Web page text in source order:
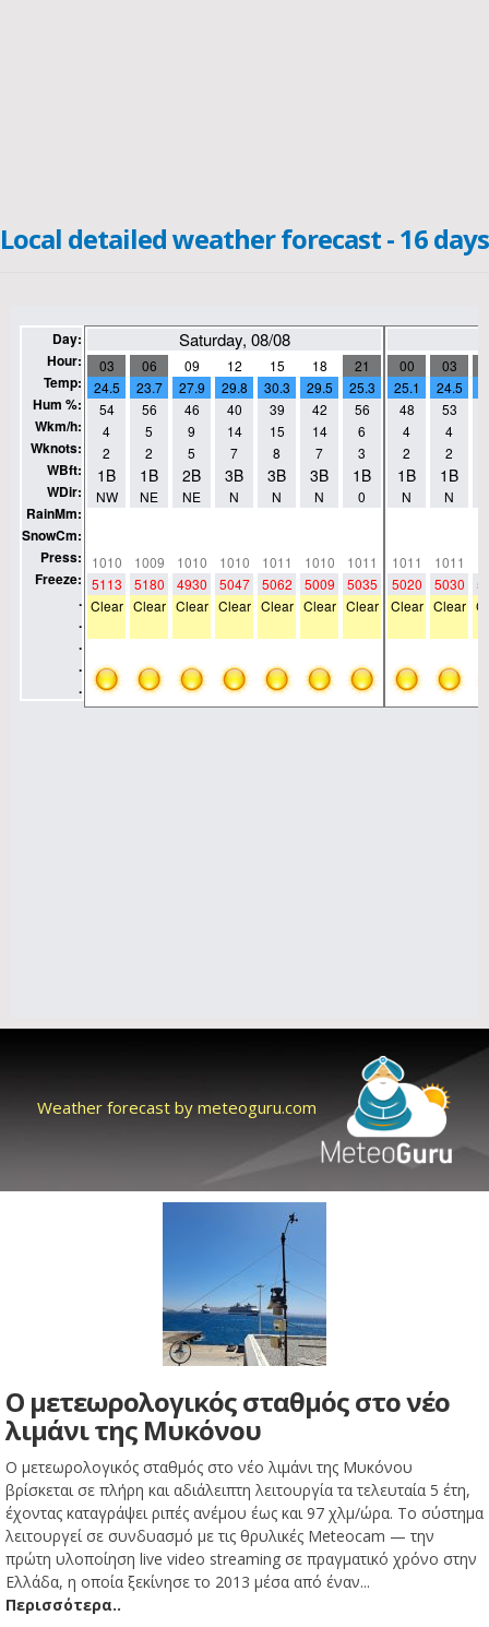
Local detailed weather forecast - 16 days
Weather forecast by meteoguru.com
Ο μετεωρολογικός σταθμός στο νέο
λιμάνι της Μυκόνου
Ο μετεωρολογικός σταθμός στο νέο λιμάνι της Μυκόνου
βρίσκεται σε πλήρη και αδιάλειπτη λειτουργία τα τελευταία 5 έτη,
έχοντας καταγράψει ριπές ανέμου έως και 97 χλμ/ώρα. Το σύστημα
λειτουργεί σε συνδυασμό με τις θρυλικές Meteocam — την
πρώτη υλοποίηση live video streaming σε πραγματικό χρόνο στην
Ελλάδα, η οποία ξεκίνησε το 2013 μέσα από έναν...
Περισσότερα..